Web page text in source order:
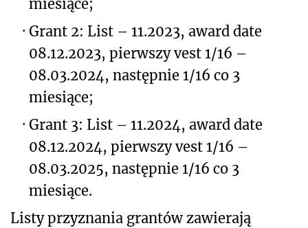
miesiące;
· Grant 2: List – 11.2023, award date
08.12.2023, pierwszy vest 1/16 –
08.03.2024, następnie 1/16 co 3
miesiące;
· Grant 3: List – 11.2024, award date
08.12.2024, pierwszy vest 1/16 –
08.03.2025, następnie 1/16 co 3
miesiące.
Listy przyznania grantów zawierają